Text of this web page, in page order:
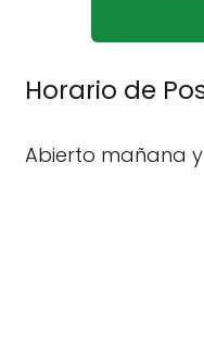
Horario de
Abierto mañana